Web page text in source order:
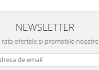
NEWSLETTER
rata ofertele si promotiile noastre